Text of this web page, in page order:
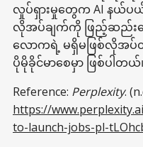
လှုပ်ရှားမှုတွေက AI နယ်ပ
လိုအပ်ချက်ကို ဖြည့်ဆည်းပေ
လောကရဲ့ မရှိမဖြစ်လိုအ
ပိုမိုခိုင်မာစေမှာ ဖြစ်ပါတယ်
Reference: Perplexity.
https://
to-launch-jobs-pl-